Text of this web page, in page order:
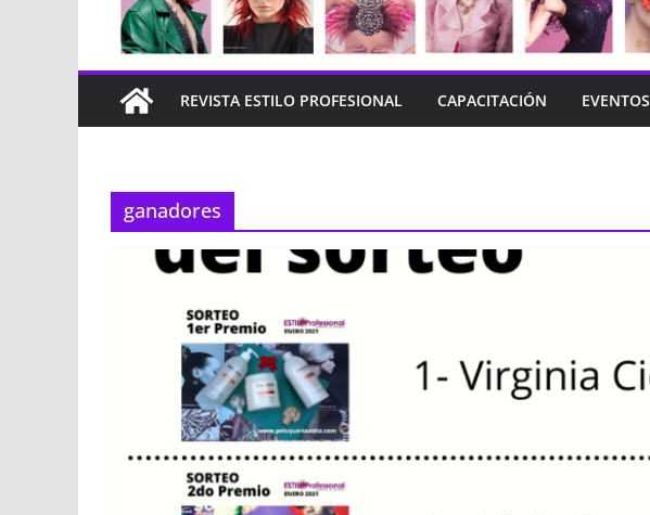
REVISTA ESTILO PROFESIONAL CAPACITACIÓN EVENTOS
ganadores